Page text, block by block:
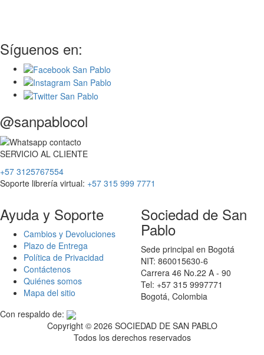
Síguenos en:
@sanpablocol
SERVICIO AL CLIENTE
+57 3125767554
Soporte librería virtual: +57 315 999 7771
Ayuda y Soporte
Cambios y Devoluciones
Plazo de Entrega
Política de Privacidad
Contáctenos
Quiénes somos
Mapa del sitio
Sociedad de San
Pablo
Sede principal en Bogotá
NIT: 860015630-6
Carrera 46 No.22 A - 90
Tel: +57 315 9997771
Bogotá, Colombia
Con respaldo de:
Copyright © 2026 SOCIEDAD DE SAN PABLO
Todos los derechos reservados